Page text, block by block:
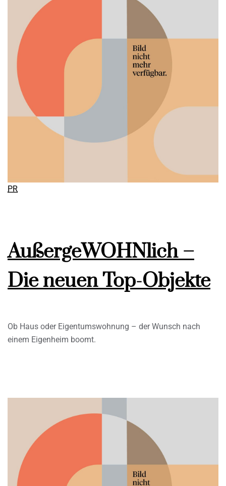
PR
AußergeWOHNlich –
Die neuen Top-Objekte
Ob Haus oder Eigentumswohnung – der Wunsch nach
einem Eigenheim boomt.